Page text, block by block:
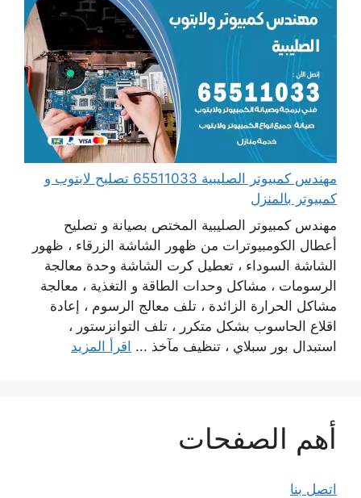
مهندس كمبيوتر الصليبية 65511033 تصليح لابتوب و
كمبيوتر بالمنزل
مهندس كمبيوتر الصليبية المختص بصيانة و تصليح
أعطال الكومبيوترات من ظهور الشاشة الزرقاء ، ظهور
الشاشة السوداء ، تعطيل كرت الشاشة وحدة معالجة
الرسومات ، مشاكل وحدات الطاقة و التغذية ، معالجة
مشاكل الحرارة الزائدة ، تلف معالج الرسوم ، إعادة
اقلاع الحاسوب بشكل متكرر ، تلف التوانزستور ،
استبدال بور سبلاي ، تنظيف مآخذ ... اقرأ المزيد
أهم الصفحات
اتصل بنا